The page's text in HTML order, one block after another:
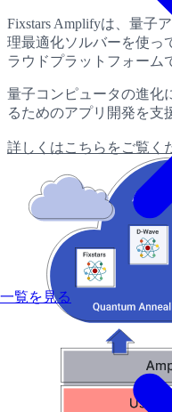
一覧を見る
Fixstars Amplifyは、量子
理最適化ソルバーを使っ
ラウドプラットフォーム
量子コンピュータの進化
るためのアプリ開発を支
詳しくはこちらをご覧く